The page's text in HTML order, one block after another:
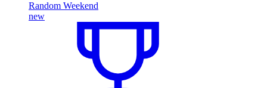
Random Weekend
new